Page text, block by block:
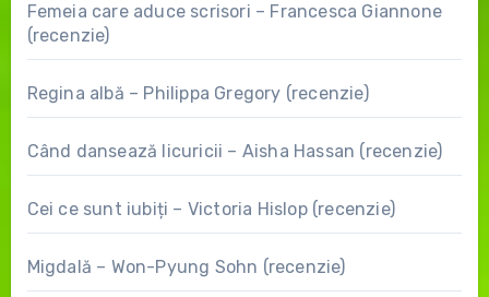
Femeia care aduce scrisori – Francesca Giannone
(recenzie)
Regina albă – Philippa Gregory (recenzie)
Când dansează licuricii – Aisha Hassan (recenzie)
Cei ce sunt iubiți – Victoria Hislop (recenzie)
Migdală – Won-Pyung Sohn (recenzie)